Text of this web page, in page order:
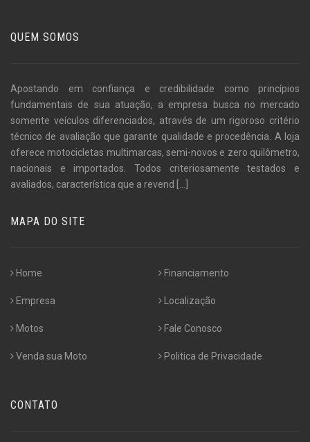
QUEM SOMOS
Apostando em confiança e credibilidade como princípios
fundamentais de sua atuação, a empresa busca no mercado
somente veículos diferenciados, através de um rigoroso critério
técnico de avaliação que garante qualidade e procedência. A loja
oferece motocicletas multimarcas, semi-novos e zero quilômetro,
nacionais e importados. Todos criteriosamente testados e
avaliados, característica que a revend [...]
MAPA DO SITE
Home
Empresa
Motos
Venda sua Moto
Financiamento
Localização
Fale Conosco
Politica de Privacidade
CONTATO